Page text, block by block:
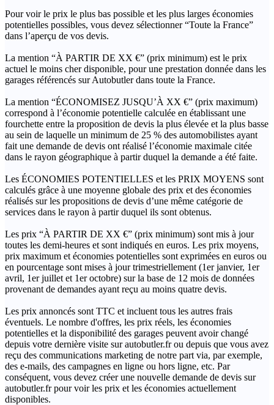
Pour voir le prix le plus bas possible et les plus larges économies
potentielles possibles, vous devez sélectionner “Toute la France”
dans l’aperçu de vos devis.
La mention “À PARTIR DE XX €” (prix minimum) est le prix
actuel le moins cher disponible, pour une prestation donnée dans les
garages référencés sur Autobutler dans toute la France.
La mention “ÉCONOMISEZ JUSQU’À XX €” (prix maximum)
correspond à l’économie potentielle calculée en établissant une
fourchette entre la proposition de devis la plus élevée et la plus basse
au sein de laquelle un minimum de 25 % des automobilistes ayant
fait une demande de devis ont réalisé l’économie maximale citée
dans le rayon géographique à partir duquel la demande a été faite.
Les ÉCONOMIES POTENTIELLES et les PRIX MOYENS sont
calculés grâce à une moyenne globale des prix et des économies
réalisés sur les propositions de devis d’une même catégorie de
services dans le rayon à partir duquel ils sont obtenus.
Les prix “À PARTIR DE XX €” (prix minimum) sont mis à jour
toutes les demi-heures et sont indiqués en euros. Les prix moyens,
prix maximum et économies potentielles sont exprimées en euros ou
en pourcentage sont mises à jour trimestriellement (1er janvier, 1er
avril, 1er juillet et 1er octobre) sur la base de 12 mois de données
provenant de demandes ayant reçu au moins quatre devis.
Les prix annoncés sont TTC et incluent tous les autres frais
éventuels. Le nombre d'offres, les prix réels, les économies
potentielles et la disponibilité des garages peuvent avoir changé
depuis votre dernière visite sur autobutler.fr ou depuis que vous avez
reçu des communications marketing de notre part via, par exemple,
des e-mails, des campagnes en ligne ou hors ligne, etc. Par
conséquent, vous devez créer une nouvelle demande de devis sur
autobutler.fr pour voir les prix et les économies actuellement
disponibles.